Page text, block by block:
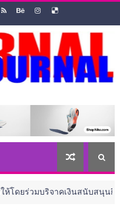
าคเงินสนับสนุนกิจกรรมสาธาร